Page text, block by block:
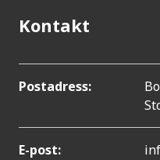
Kontakt
Postadress:
E-post: